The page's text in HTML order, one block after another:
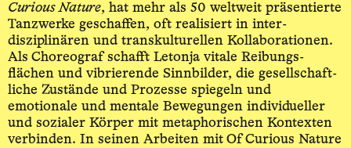
Curious Nature, hat mehr als 50 weltweit präsentierte
Tanz­werke geschaffen, oft realisiert in inter­
disziplinären und trans­kulturellen Kolla­borationen.
Als Choreograf schafft Letonja vitale Reibungs­
flächen und vibrierende Sinnbilder, die gesellschaft­
liche Zustände und Prozesse spiegeln und
emotionale und mentale Bewegungen individueller
und sozialer Körper mit metaphorischen Kontexten
verbinden. In seinen Arbeiten mit Of Curious Nature